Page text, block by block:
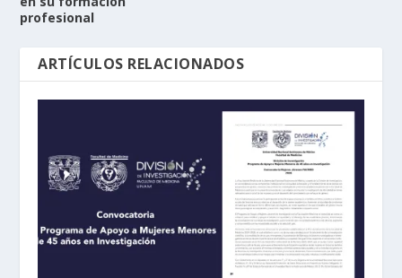
profesional
ARTÍCULOS RELACIONADOS